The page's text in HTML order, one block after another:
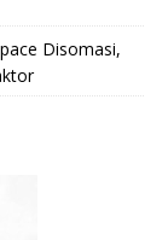
Disomasi,